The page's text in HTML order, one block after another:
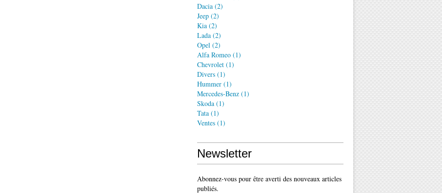
Dacia (2)
Jeep (2)
Kia (2)
Lada (2)
Opel (2)
Alfa Romeo (1)
Chevrolet (1)
Divers (1)
Hummer (1)
Mercedes-Benz (1)
Skoda (1)
Tata (1)
Ventes (1)
Newsletter
Abonnez-vous pour être averti des nouveaux articles
publiés.